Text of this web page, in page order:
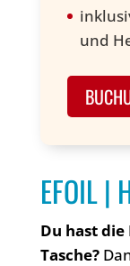
und
EFOIL |
Du hast
Tasche?